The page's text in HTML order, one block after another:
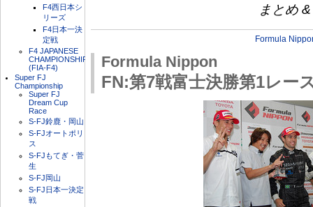
F4西日本シ
リーズ
F4日本一決
定戦
F4 JAPANESE
CHAMPIONSHIP
(FIA-F4)
Super FJ
Championship
Super FJ
Dream Cup
Race
S-FJ鈴鹿・岡山
S-FJオートポリ
ス
S-FJもてぎ・菅
生
S-FJ岡山
S-FJ日本一決定
戦
まとめ
Formula
Formula Nippon
FN:第7戦富士決勝第1レー